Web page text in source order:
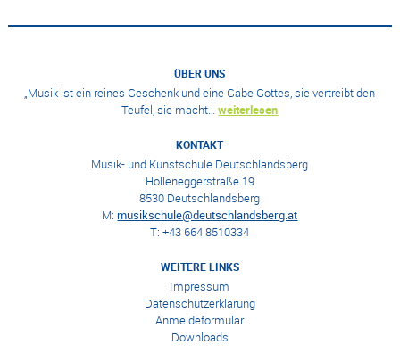
ÜBER UNS
„Musik ist ein reines Geschenk und eine Gabe Gottes, sie vertreibt den
Teufel, sie macht…weiterlesen
KONTAKT
Musik- und Kunstschule Deutschlandsberg
Holleneggerstraße 19
8530 Deutschlandsberg
M: musikschule@deutschlandsberg.at
T: +43 664 8510334
WEITERE LINKS
Impressum
Datenschutzerklärung
Anmeldeformular
Downloads